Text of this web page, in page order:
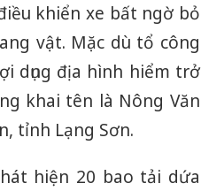
khiển xe bất ngờ bỏ
vật. Mặc dù tổ công
dụng địa hình hiểm trở
khai tên là Nông Văn
tỉnh Lạng Sơn.
hiện 20 bao tải dứa